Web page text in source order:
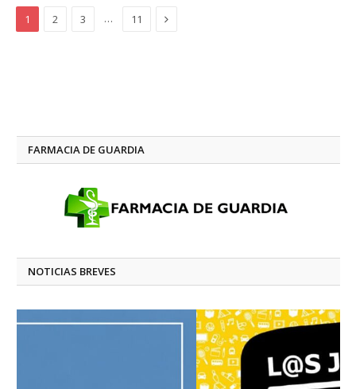
1 2 3 … 11 Next
FARMACIA DE GUARDIA
NOTICIAS BREVES